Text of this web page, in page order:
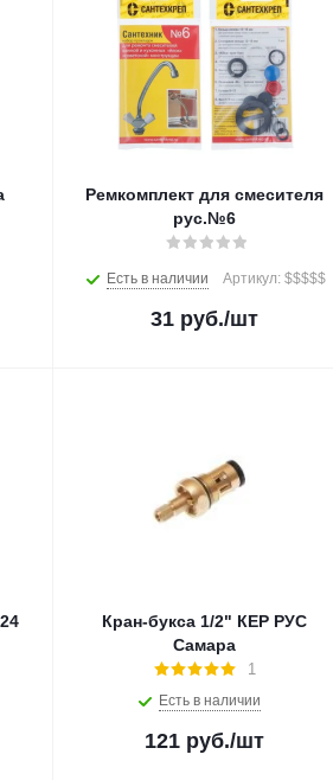
Ремкомплект для смесителя
рус.№6
Есть в наличии Артикул: $$$$$
31 руб./шт
Кран-букса 1/2" КЕР РУС
Самара
1
Есть в наличии
121 руб./шт